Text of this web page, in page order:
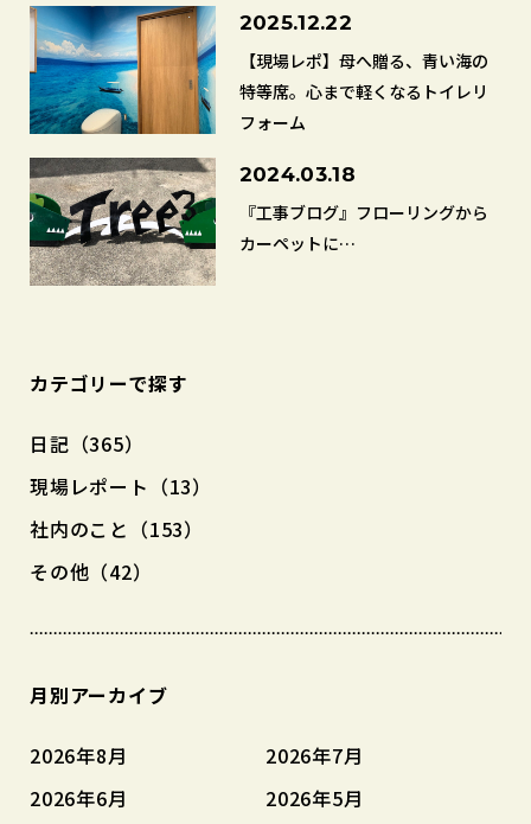
2025.12.22
【現場レポ】母へ贈る、青い海の
特等席。心まで軽くなるトイレリ
フォーム
2024.03.18
『工事ブログ』フローリングから
カーペットに…
カテゴリーで探す
日記（365）
現場レポート（13）
社内のこと（153）
その他（42）
月別アーカイブ
2026年8月
2026年7月
2026年6月
2026年5月